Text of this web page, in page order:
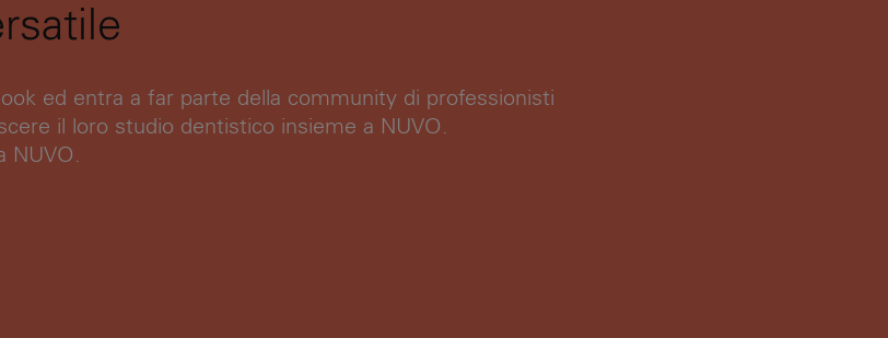
ed entra a far parte della community di professionisti
il loro studio dentistico insieme a NUVO.
NUVO.